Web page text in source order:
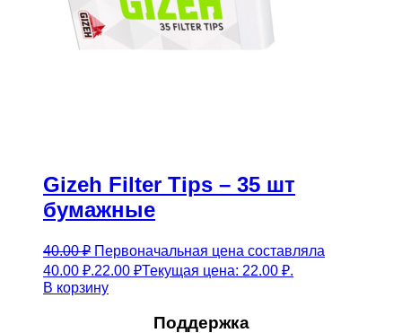
Gizeh Filter Tips – 35 шт
бумажные
40.00₽ Первоначальная цена составляла
40.00 ₽.22.00 ₽Текущая цена: 22.00 ₽.
В корзину
Поддержка